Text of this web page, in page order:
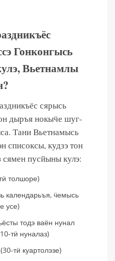
Гонконгысь
Вьетнамлы
сярысь
дыръя нокыӵе шуг-
Тани Вьетнамысь
списоксы, кудзэ тон
сямен пусйыны кулэ:
толшоре)
календарьъя, ӵемысь
усе)
тодэ ваён нунал
тӥ нуналаз)
тӥ куартолэзе)